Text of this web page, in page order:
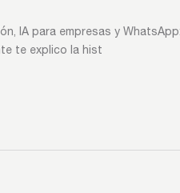
IA para empresas y
te explico la hist